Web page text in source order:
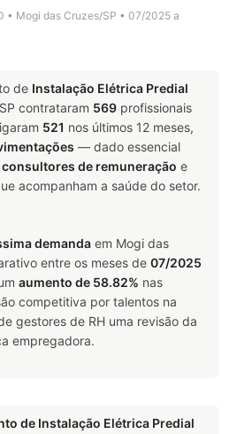
• Mogi das Cruzes/SP • 07/2025 a
de Instalação Elétrica Predial
contrataram 569 profissionais
521 nos últimos 12 meses,
— dado essencial
consultores de remuneração e
acompanham a saúde do setor.
demanda em Mogi das
entre os meses de 07/2025
aumento de 58.82% nas
competitiva por talentos na
gestores de RH uma revisão da
empregadora.
de Instalação Elétrica Predial